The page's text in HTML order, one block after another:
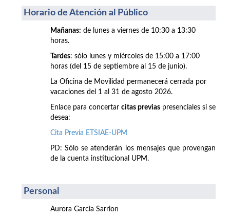
Horario de Atención al Público
Mañanas: de lunes a viernes de 10:30 a 13:30
horas.
Tardes: sólo lunes y miércoles de 15:00 a 17:00
horas (del 15 de septiembre al 15 de junio).
La Oficina de Movilidad permanecerá cerrada por
vacaciones del 1 al 31 de agosto 2026.
Enlace para concertar citas previas presenciales si se
desea:
Cita Previa ETSIAE-UPM
PD: Sólo se atenderán los mensajes que provengan
de la cuenta institucional UPM.
Personal
Aurora Garcia Sarrion